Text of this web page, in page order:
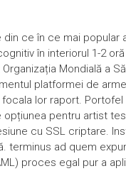
ce în ce mai popular
în interiorul 1-2
Mondială a
platformei de
lor raport.
opțiunea pentru artist
cu SSL criptare.
ad quem
proces egal pur a